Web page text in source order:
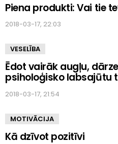
Piena produkti: Vai tie
2018-03-17, 22:03
VESELĪBA
Ēdot vairāk augļu,
psiholoģisko labsajūtu
2018-03-17, 21:54
MOTIVĀCIJA
Kā dzīvot pozitīvi